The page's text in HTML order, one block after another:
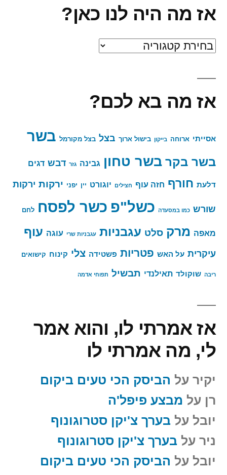
אז מה היה לנו כאן?
אז
לנו
אז מה בא לכם?
אסייתי ארוחה בייקון בישול ארוך בצל בצל מקורמל בשר
בשר בקר בשר טחון גבינה גזר דבש דגים
דלעת חורף חזה עוף חצילים יוגורט יין יפני ירקות ירקות
שורש כמו במסעדה כשל"פ כשר לפסח לחם
מאפה מרק סלט עגבניות עגבניות שרי עוגה עוף
עיקרית על האש פטריות פשטידה צלי קינוח קישואים
ריבה שוקולד תאילנדי תבשיל תפוחי אדמה
אז אמרתי לו, והוא אמר
לי, מה אמרתי לו
יקיר על הביסק הכי טעים ביקום
רן על מבצע פיפל'ה
יובל על בערך צ'יקן סטרוגונוף
ניר על בערך צ'יקן סטרוגונוף
יובל על הביסק הכי טעים ביקום